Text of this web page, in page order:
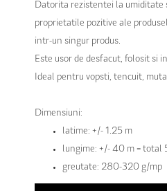
Datorita rezistentei la umiditate
proprietatile pozitive ale
intr-un singur produs.
Este usor de desfacut, folosit si
Ideal pentru vopsti, tencuit,
Dimensiuni:
latime: +/- 1.25 m
lungime: +/- 40 m = total
greutate: 280-320 g/mp